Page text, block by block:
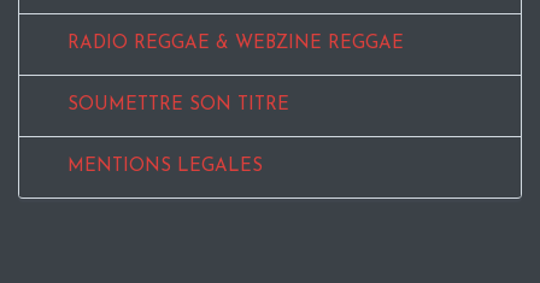
RADIO REGGAE & WEBZINE REGGAE
SOUMETTRE SON TITRE
MENTIONS LEGALES